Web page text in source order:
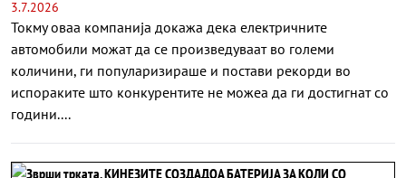
3.7.2026
Токму оваа компанија докажа дека електричните
автомобили можат да се произведуваат во големи
количини, ги популаризираше и постави рекорди во
испораките што конкурентите не можеа да ги достигнат со
години....